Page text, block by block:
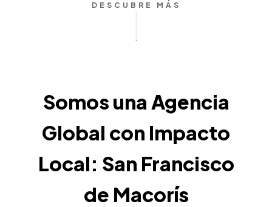
DESCUBRE MÁS
Somos una Agencia
Global con Impacto
Local: San Francisco
de Macorís